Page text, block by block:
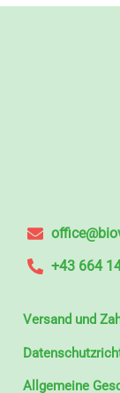
+43 664
Versand und
Allgemeine